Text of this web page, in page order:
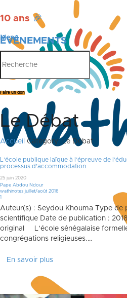
10 ans 🎉
ÉVÉNEMENTS
PUBLICATIONS
Menu
Faire un don
Le Débat
Accueil Category: Le Débat
L’école publique laïque à l’épreuve de
processus d’accommodation
25 juin 2020
Pape Abdou Ndour
wathinotes juillet/août 2016
1
Auteur(s) : Seydou Khouma Type de
scientifique Date de publication :
original L’école sénégalaise
congrégations religieuses.…
En savoir plus